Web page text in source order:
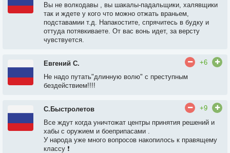
Вы не волкодавы , вы шакалы-падальщики, халявщики
так и ждете у кого что можно отжать враньем,
подставамии т.д. Напакостите, спрячитесь в будку и
оттуда потявкиваете. От вас вонь идет, за версту
чувствуется.
Евгений С.
+6
Не надо путать"длинную волю" с преступным
бездействием!!!!
С.Быстролетов
+9
Все ждут когда уничтожат центры принятия решений и
хабы с оружием и боеприпасами .
У народа уже много вопросов накопилось к правящему
классу ❗️